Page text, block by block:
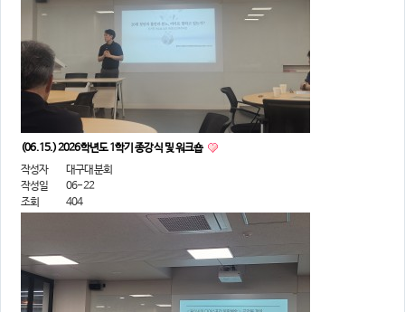
(06.15.) 2026학년도 1학기 종강식 및 워크숍
작성자
대구대분회
작성일
06-22
조회
404